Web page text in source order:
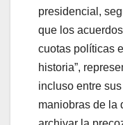
presidencial,
que los
cuotas políticas
historia”,
incluso entre
maniobras de la